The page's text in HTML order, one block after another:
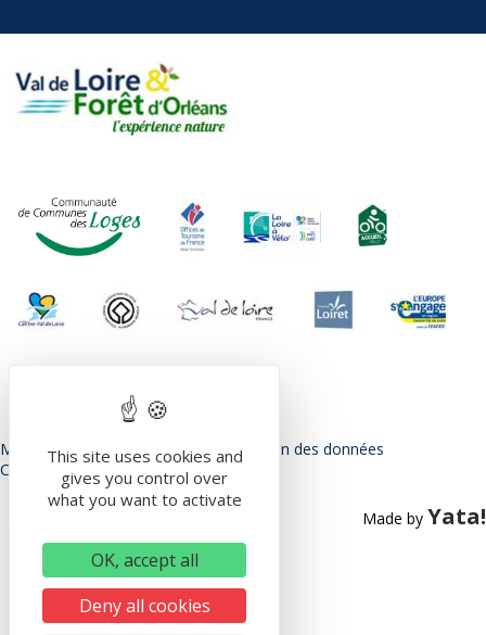
Mentions légales
Politique de protection des données
Conditions Générales d’utilisation
Made by Yata!
This site uses cookies and
gives you control over
what you want to activate
OK, accept all
Deny all cookies